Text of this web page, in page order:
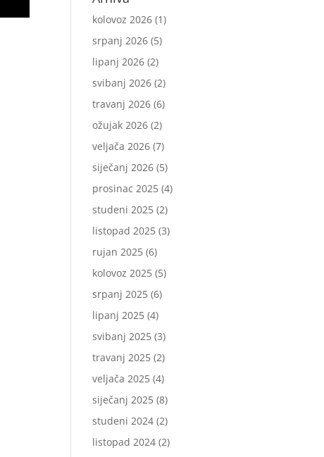
kolovoz 2026 (1)
srpanj 2026 (5)
lipanj 2026 (2)
svibanj 2026 (2)
travanj 2026 (6)
ožujak 2026 (2)
veljača 2026 (7)
siječanj 2026 (5)
prosinac 2025 (4)
studeni 2025 (2)
listopad 2025 (3)
rujan 2025 (6)
kolovoz 2025 (5)
srpanj 2025 (6)
lipanj 2025 (4)
svibanj 2025 (3)
travanj 2025 (2)
veljača 2025 (4)
siječanj 2025 (8)
studeni 2024 (2)
listopad 2024 (2)